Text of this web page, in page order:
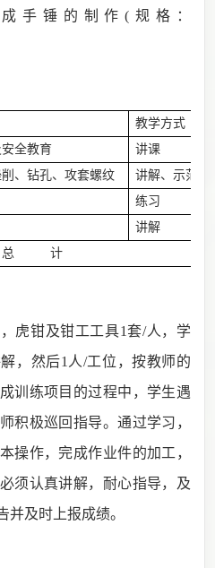
手锤的制作( 规格：
教学方式
全教育
讲课
、钻孔、攻套螺纹
讲解、示范
练习
讲解
总 计
虎钳及钳工工具1套/人，学
，然后1 人/工位，按教师的
训练项目的过程中，学生遇
积极巡回指导。通过学习，
操作，完成作业件的加工，
须认真讲解，耐心指导，及
并及时上报成绩。